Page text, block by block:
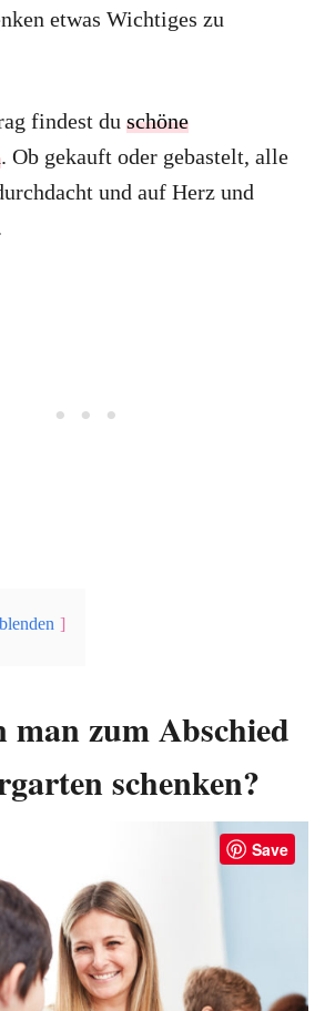
etwas Wichtiges zu
findest du schöne
. Ob gekauft oder gebastelt, alle
und auf Herz und
man zum Abschied
schenken?
Save